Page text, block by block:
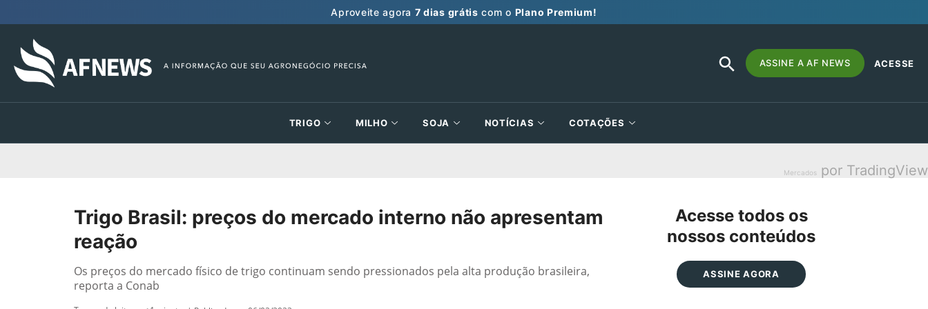
Aproveite agora 7 dias grátis com o Plano Premium!
Search
for:
SEARCH
BUTTON
ASSINE A AF NEWS ACESSE
TRIGO MILHO SOJA NOTÍCIAS COTAÇÕES
Mercados por TradingView
Trigo Brasil: preços do mercado interno não apresentam
reação
Os preços do mercado físico de trigo continuam sendo pressionados pela alta produção brasileira,
reporta a Conab
Acesse todos os
nossos conteúdos
ASSINE AGORA